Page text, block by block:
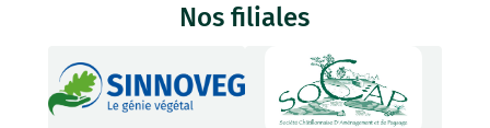
Nos filiales